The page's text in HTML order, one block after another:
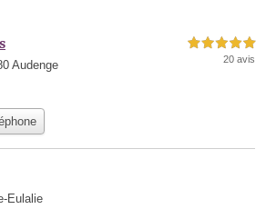
Audenge
5,0 étoiles sur 5
20 avis
Eulalie